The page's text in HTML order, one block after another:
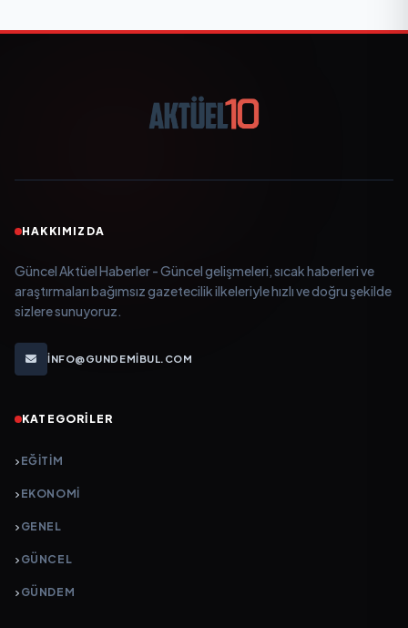
HAKKIMIZDA
Güncel Aktüel Haberler - Güncel gelişmeleri, sıcak haberleri ve
araştırmaları bağımsız gazetecilik ilkeleriyle hızlı ve doğru şekilde
sizlere sunuyoruz.
INFO@GUNDEMIBUL.COM
KATEGORILER
EĞITIM
EKONOMI
GENEL
GÜNCEL
GÜNDEM